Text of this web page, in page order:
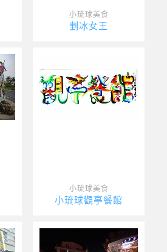
小琉球美食
剉冰女王
小琉球美食
小琉球觀亭餐館